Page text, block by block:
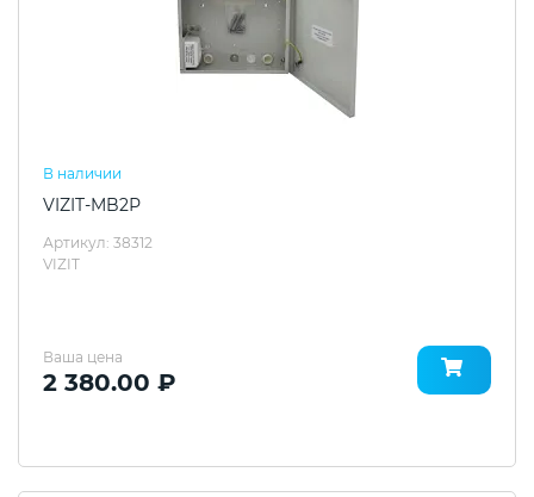
В наличии
VIZIT-MB2Р
Артикул: 38312
VIZIT
Ваша цена
2 380.00 ₽